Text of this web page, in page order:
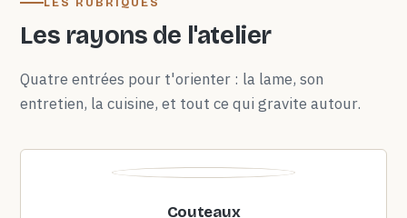
Les rayons de l'atelier
Quatre entrées pour t'orienter : la lame, son
entretien, la cuisine, et tout ce qui gravite autour.
Couteaux